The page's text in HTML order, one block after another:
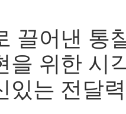
끌어낸 통
을 위한 시
있는 전달